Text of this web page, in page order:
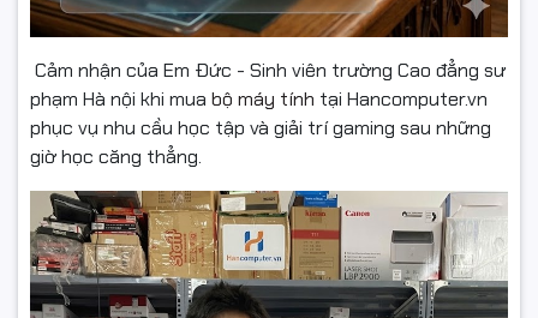
Cảm nhận của Em Đức - Sinh viên trường Cao đẳng sư
phạm Hà nội khi mua bộ máy tính tại Hancomputer.vn
phục vụ nhu cầu học tập và giải trí gaming sau những
giờ học căng thẳng.